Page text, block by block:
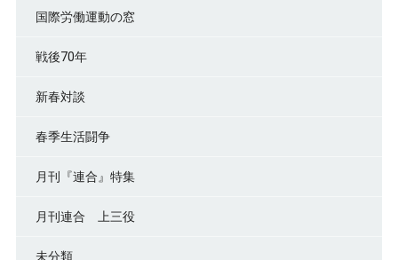
国際労働運動の窓
戦後70年
新春対談
春季生活闘争
月刊『連合』特集
月刊連合 上三役
未分類